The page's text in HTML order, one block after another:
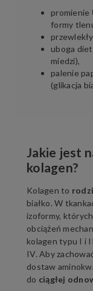
promienie
formy
uboga
miedzi),
palenie
(glikacja
Jakie jest
kolagen?
Kolagen to
białko. W
izoformy,
obciążeń
kolagen typu I i
IV. Aby
dostaw
do ciągłej